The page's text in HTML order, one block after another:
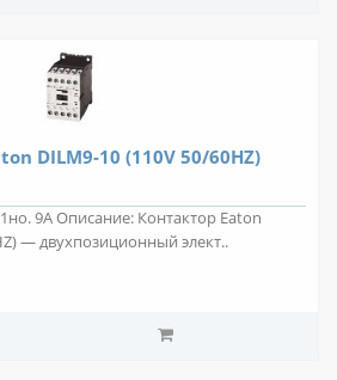
DILM9-10 (110V 50/60HZ)
9А Описание: Контактор Eaton
— двухпозиционный элект..